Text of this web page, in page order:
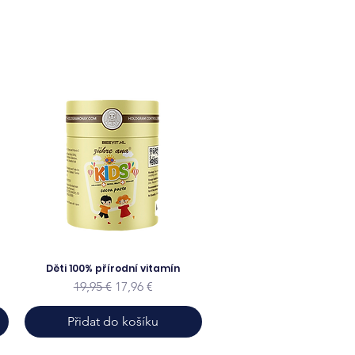
Děti 100% přírodní vitamín
Běžná cena
19,95 € Zvýhodněná cena
17,96 €
Přidat do košíku